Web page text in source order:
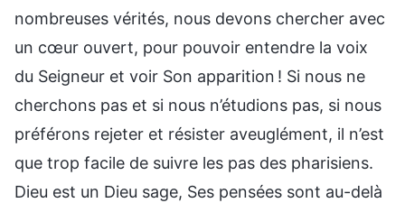
nombreuses vérités, nous devons chercher avec
un cœur ouvert, pour pouvoir entendre la voix
du Seigneur et voir Son apparition ! Si nous ne
cherchons pas et si nous n’étudions pas, si nous
préférons rejeter et résister aveuglément, il n’est
que trop facile de suivre les pas des pharisiens.
Dieu est un Dieu sage, Ses pensées sont au-delà